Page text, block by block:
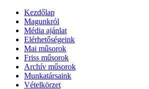
Kezdőlap
Magunkról
Média ajánlat
Elérhetőségeink
Mai műsorok
Friss műsorok
Archív műsorok
Munkatársaink
Vételkörzet